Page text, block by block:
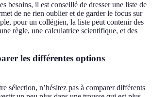
besoins, il est conseillé de dresser une liste de
de ne rien oublier et de garder le focus sur
pour un collégien, la liste peut contenir des
règle, une calculatrice scientifique, et des
les différentes options
sélection, n’hésitez pas à comparer différents